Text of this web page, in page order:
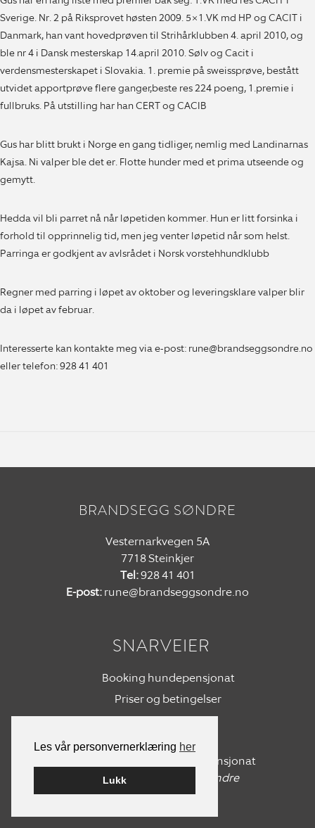
Les vår personvernerklæring her
Lukk
Sverige. Nr. 2 på Riksprovet høsten 2009. 5×1.VK md HP og CACIT i
Danmark, han vant hovedprøven til Strihårklubben 4. april 2010, og
ble nr 4 i Dansk mesterskap 14.april 2010. Sølv og Cacit i
verdensmesterskapet i Slovakia. 1. premie på sweissprøve, bestått
utvidet apportprøve flere ganger,beste res 224 poeng, 1.premie i
fullbruks. På utstilling har han CERT og CACIB
Gus har blitt brukt i Norge en gang tidliger, nemlig med Landinarnas
Kajsa. Ni valper ble det er. Flotte hunder med et prima utseende og
gemytt.
Hedda vil bli parret nå når løpetiden kommer. Hun er litt forsinka i
forhold til opprinnelig tid, men jeg venter løpetid når som helst.
Parringa er godkjent av avlsrådet i Norsk vorstehhundklubb
Regner med parring i løpet av oktober og leveringsklare valper blir
da i løpet av februar.
Interesserte kan kontakte meg via e-post: rune@brandseggsondre.no
eller telefon: 928 41 401
BRANDSEGG SØNDRE
Vesternarkvegen 5A
7718 Steinkjer
Tel:928 41 401
E-post:rune@brandseggsondre.no
SNARVEIER
Booking hundepensjonat
Priser og betingelser
Om oss
@brandseggsondre_hundepensjonat
Tagg oss på
#brandseggsøndre